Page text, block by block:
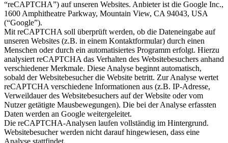
“reCAPTCHA”) auf unseren Websites. Anbieter ist die Google Inc.,
1600 Amphitheatre Parkway, Mountain View, CA 94043, USA
(“Google”).
Mit reCAPTCHA soll überprüft werden, ob die Dateneingabe auf
unseren Websites (z.B. in einem Kontaktformular) durch einen
Menschen oder durch ein automatisiertes Programm erfolgt. Hierzu
analysiert reCAPTCHA das Verhalten des Websitebesuchers anhand
verschiedener Merkmale. Diese Analyse beginnt automatisch,
sobald der Websitebesucher die Website betritt. Zur Analyse wertet
reCAPTCHA verschiedene Informationen aus (z.B. IP-Adresse,
Verweildauer des Websitebesuchers auf der Website oder vom
Nutzer getätigte Mausbewegungen). Die bei der Analyse erfassten
Daten werden an Google weitergeleitet.
Die reCAPTCHA-Analysen laufen vollständig im Hintergrund.
Websitebesucher werden nicht darauf hingewiesen, dass eine
Analyse stattfindet.